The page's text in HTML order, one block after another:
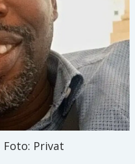
Foto: Privat